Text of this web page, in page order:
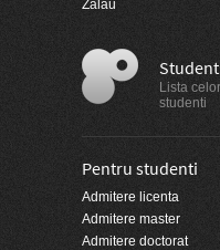
Zalau
Lista
studenti
Pentru studenti
Admitere licenta
Admitere master
Admitere doctorat